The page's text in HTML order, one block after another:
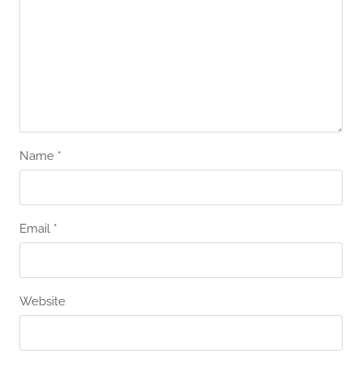
Name *
Email *
Website